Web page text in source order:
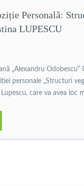
Personală:
LUPESCU
„Alexandru Odobescu”
personale „Structuri
care va avea loc
stagiară a Filialei de